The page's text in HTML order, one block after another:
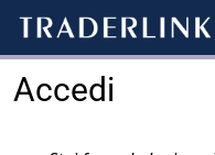
Accedi